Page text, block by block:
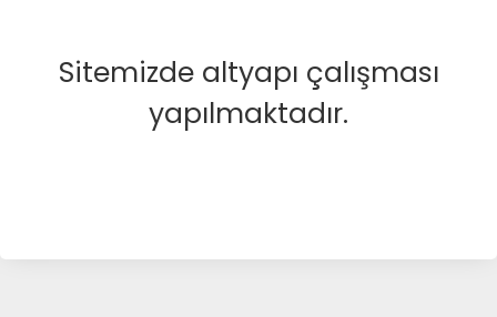
Sitemizde altyapı çalışması
yapılmaktadır.